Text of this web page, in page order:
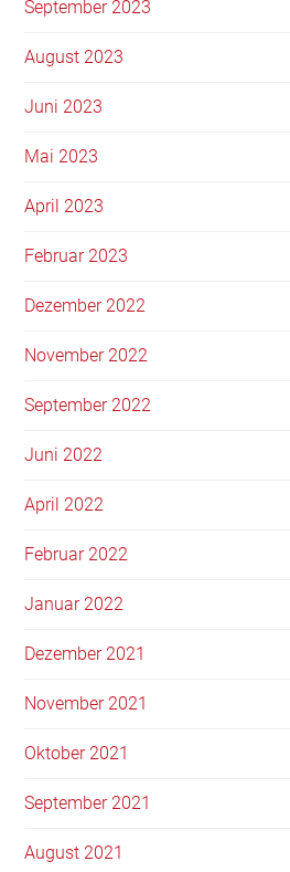
September 2023
August 2023
Juni 2023
Mai 2023
April 2023
Februar 2023
Dezember 2022
November 2022
September 2022
Juni 2022
April 2022
Februar 2022
Januar 2022
Dezember 2021
November 2021
Oktober 2021
September 2021
August 2021